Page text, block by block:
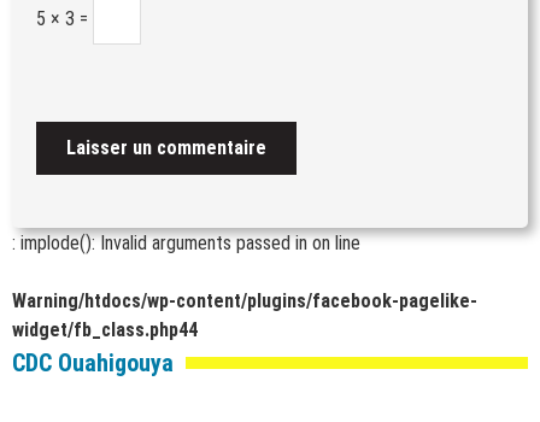
5 × 3 =
: implode(): Invalid arguments passed inon line
Warning/htdocs/wp-content/plugins/facebook-pagelike-
widget/fb_class.php44
CDC Ouahigouya